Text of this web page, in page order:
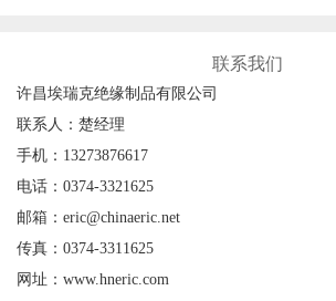
联系我们
许昌埃瑞克绝缘制品有限公司
联系人：楚经理
手机：13273876617
电话：0374-3321625
邮箱：eric@chinaeric.net
传真：0374-3311625
网址：www.hneric.com